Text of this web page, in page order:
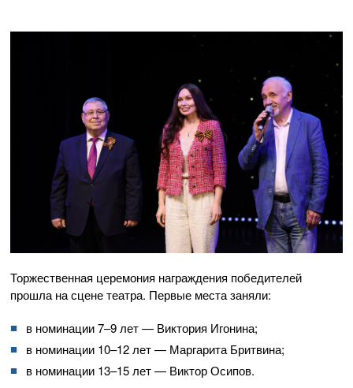
Торжественная церемония награждения победителей
прошла на сцене театра. Первые места заняли:
в номинации 7–9 лет — Виктория Игонина;
в номинации 10–12 лет — Маргарита Бритвина;
в номинации 13–15 лет — Виктор Осипов.